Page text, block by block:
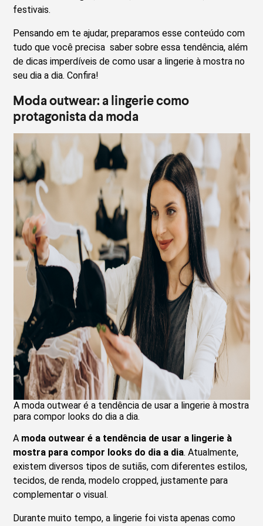
festivais.
Pensando em te ajudar, preparamos esse conteúdo com
tudo que você precisa saber sobre essa tendência, além
de dicas imperdíveis de como usar a lingerie à mostra no
seu dia a dia. Confira!
Moda outwear: a lingerie como
protagonista da moda
A moda outwear é a tendência de usar a lingerie à mostra
para compor looks do dia a dia.
A moda outwear é a tendência de usar a lingerie à
mostra para compor looks do dia a dia. Atualmente,
existem diversos tipos de sutiãs, com diferentes estilos,
tecidos, de renda, modelo cropped, justamente para
complementar o visual.
Durante muito tempo, a lingerie foi vista apenas como